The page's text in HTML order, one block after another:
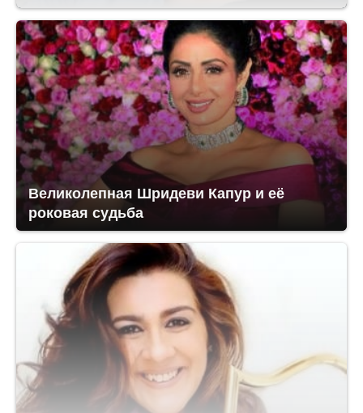
Великолепная Шридеви Капур и её
роковая судьба